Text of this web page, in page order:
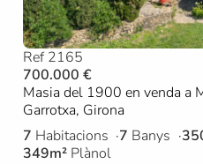
Ref 2165
700.000 €
Masia del 1900 en venda a
Garrotxa, Girona
7 Habitacions 7 Banys
349m² Plànol